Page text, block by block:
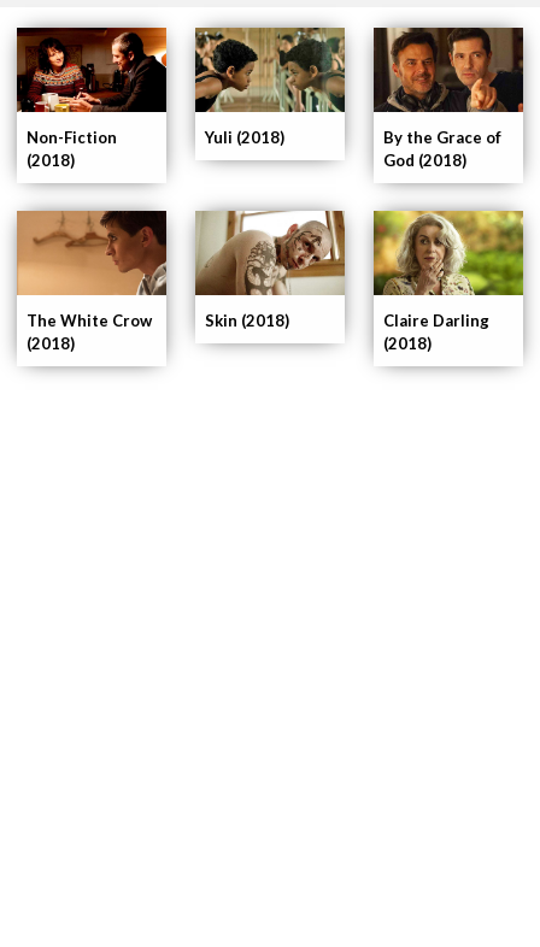
Claire Darling
(2018)
Skin (2018)
The White Crow
(2018)
By the Grace of
God (2018)
Yuli (2018)
Non-Fiction
(2018)